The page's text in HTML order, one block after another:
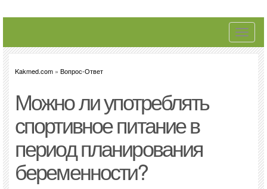
Toggle
Kakmed.com » Вопрос-Ответ
Можно ли употреблять
спортивное питание в
период планирования
беременности?